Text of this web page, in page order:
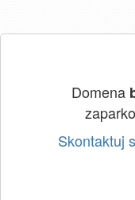
Domena
Skontaktuj